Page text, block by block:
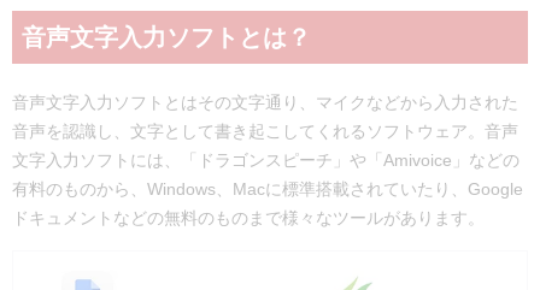
音声文字入力ソフトとは？
音声文字入力ソフトとはその文字通り、マイクなどから入力された
音声を認識し、文字として書き起こしてくれるソフトウェア。音声
文字入力ソフトには、「ドラゴンスピーチ」や「Amivoice」などの
有料のものから、Windows、Macに標準搭載されていたり、Google
ドキュメントなどの無料のものまで様々なツールがあります。